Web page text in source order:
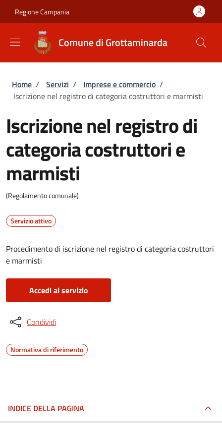
Regione Campania
Comune di Grottaminarda
Briciole di pane
Home / Servizi / Imprese e commercio /
Iscrizione nel registro di categoria costruttori e marmisti
Iscrizione nel registro di
categoria costruttori e
marmisti
(Regolamento comunale)
Servizio attivo
Procedimento di iscrizione nel registro di categoria costruttori
e marmisti
Accedi al servizio
Condividi
Normativa di riferimento
INDICE DELLA PAGINA